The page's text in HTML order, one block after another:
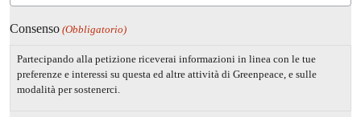
Consenso (Obbligatorio)
Partecipando alla petizione riceverai informazioni in linea con le tue
preferenze e interessi su questa ed altre attività di Greenpeace, e sulle
modalità per sostenerci.